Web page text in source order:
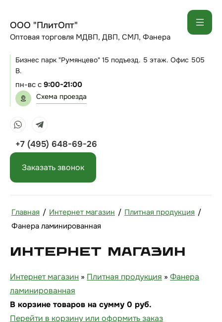
ООО "ПлитОпт"
Оптовая торговля МДВП, ДВП, СМЛ, Фанера
Схема проезда
пн-вс с 9:00-21:00
Бизнес парк "Румянцево" 15 подъезд. 5 этаж. Офис 505
В.
+7 (495) 648-69-26
Заказать звонок
Главная / Интернет магазин / Плитная продукция /
Фанера ламинированная
Интернет магазин
Интернет магазин » Плитная продукция » Фанера
ламинированная
В корзине товаров на сумму 0 руб.
Перейти в корзину или оформить заказ